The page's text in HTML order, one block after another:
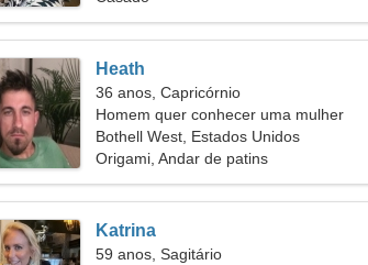
Heath
36 anos, Capricórnio
Homem quer conhecer uma mulher
Bothell West, Estados Unidos
Origami, Andar de patins
Katrina
59 anos, Sagitário